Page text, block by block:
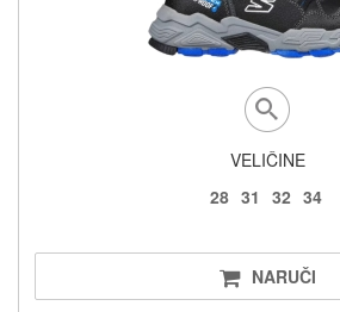
VELIČINE
28 31 32 34
NARUČI